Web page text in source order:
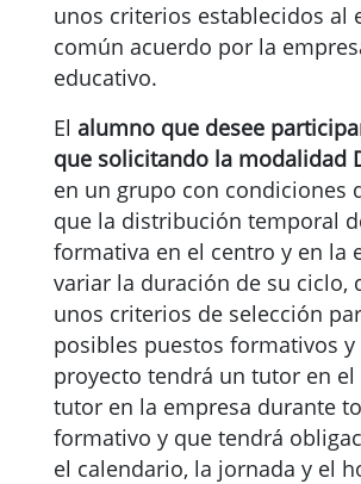
unos criterios establecidos al
común acuerdo por la
educativo.
El alumno que desee
que solicitando la modalidad
en un grupo con condiciones
que la distribución temporal
formativa en el centro y en la
variar la duración de su ciclo,
unos criterios de selección
posibles puestos formativos y
proyecto tendrá un tutor en el
tutor en la empresa durante
formativo y que tendrá
el calendario, la jornada y el